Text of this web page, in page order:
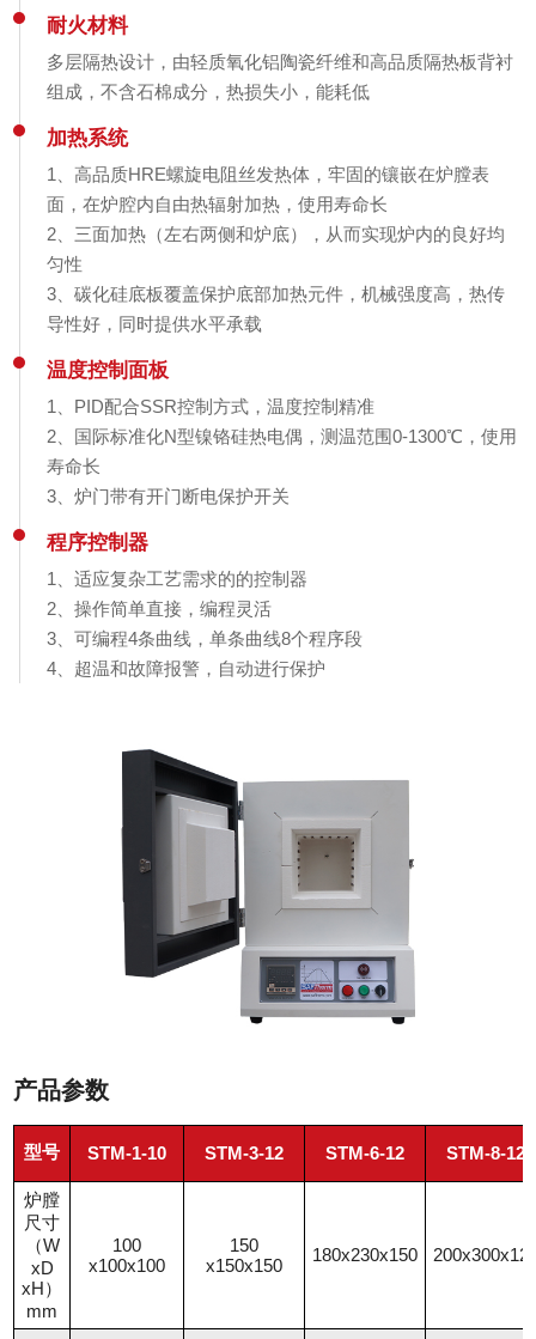
耐火材料
多层隔热设计，由轻质氧化铝陶瓷纤维和高品质隔热板背衬
组成，不含石棉成分，热损失小，能耗低
加热系统
1、高品质HRE螺旋电阻丝发热体，牢固的镶嵌在炉膛表
面，在炉腔内自由热辐射加热，使用寿命长
2、三面加热（左右两侧和炉底），从而实现炉内的良好均
匀性
3、碳化硅底板覆盖保护底部加热元件，机械强度高，热传
导性好，同时提供水平承载
温度控制面板
1、PID配合SSR控制方式，温度控制精准
2、国际标准化N型镍铬硅热电偶，测温范围0-1300℃，使用
寿命长
3、炉门带有开门断电保护开关
程序控制器
1、适应复杂工艺需求的的控制器
2、操作简单直接，编程灵活
3、可编程4条曲线，单条曲线8个程序段
4、超温和故障报警，自动进行保护
产品参数
型号 STM-1-10 STM-3-12 STM-6-12 STM-8-12
炉膛
尺寸
（W
xD
xH）
mm
100
x100x100
150
x150x150
180x230x150